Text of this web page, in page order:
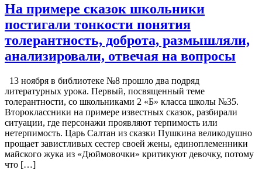
На примере сказок школьники
постигали тонкости понятия
толерантность, доброта, размышляли,
анализировали, отвечая на вопросы
13 ноября в библиотеке №8 прошло два подряд
литературных урока. Первый, посвященный теме
толерантности, со школьниками 2 «Б» класса школы №35.
Второклассники на примере известных сказок, разбирали
ситуации, где персонажи проявляют терпимость или
нетерпимость. Царь Салтан из сказки Пушкина великодушно
прощает завистливых сестер своей жены, единоплеменники
майского жука из «Дюймовочки» критикуют девочку, потому
что […]